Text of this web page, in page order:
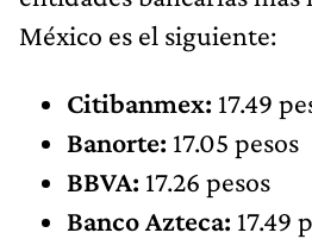
México es el siguiente:
Citibanmex: 17.49
Banorte: 17.05 pesos
BBVA: 17.26 pesos
Banco Azteca: 17.49